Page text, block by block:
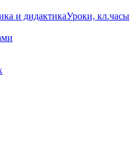
и дидактикаУроки, кл.часы